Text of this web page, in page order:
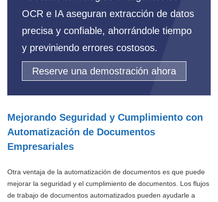
OCR e IA aseguran extracción de datos
precisa y confiable, ahorrándole tiempo
y previniendo errores costosos.
Reserve una demostración ahora
Mejorando Seguridad y Cumplimiento con
Automatización de Documentos
Empresariales
Otra ventaja de la automatización de documentos es que puede
mejorar la seguridad y el cumplimiento de documentos. Los flujos
de trabajo de documentos automatizados pueden ayudarle a